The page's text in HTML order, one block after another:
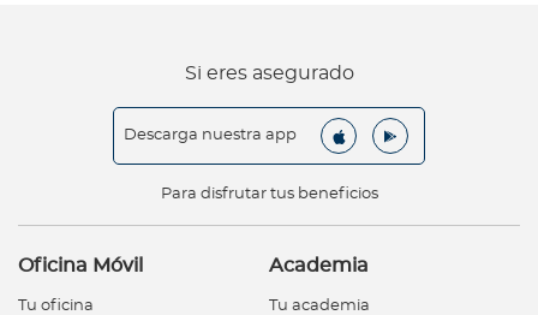
Si eres asegurado
Descarga nuestra app
Para disfrutar tus beneficios
Oficina Móvil
Tu oficina
Academia
Tu academia